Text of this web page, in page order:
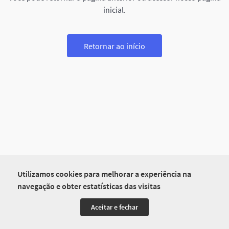
Utilizamos cookies para melhorar a experiência na
navegação e obter estatísticas das visitas
Aceitar e fechar
inicial.
Retornar ao início